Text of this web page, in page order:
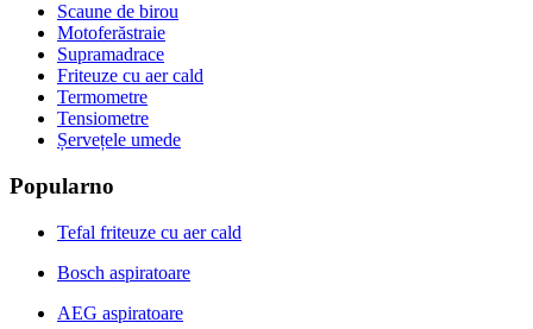
Scaune de birou
Motoferăstraie
Supramadrace
Friteuze cu aer cald
Termometre
Tensiometre
Șervețele umede
Popularno
Tefal friteuze cu aer cald
Bosch aspiratoare
AEG aspiratoare